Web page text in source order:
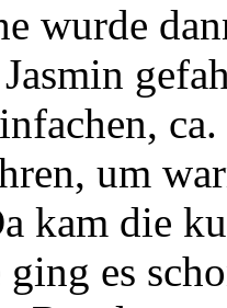
wurde
um
kam die
es